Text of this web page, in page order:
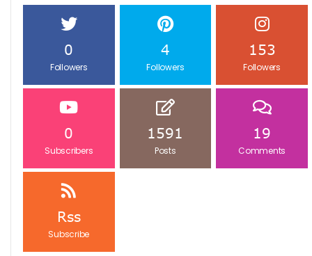
0
Followers
4
Followers
153
Followers
0
Subscribers
1591
Posts
19
Comments
Rss
Subscribe